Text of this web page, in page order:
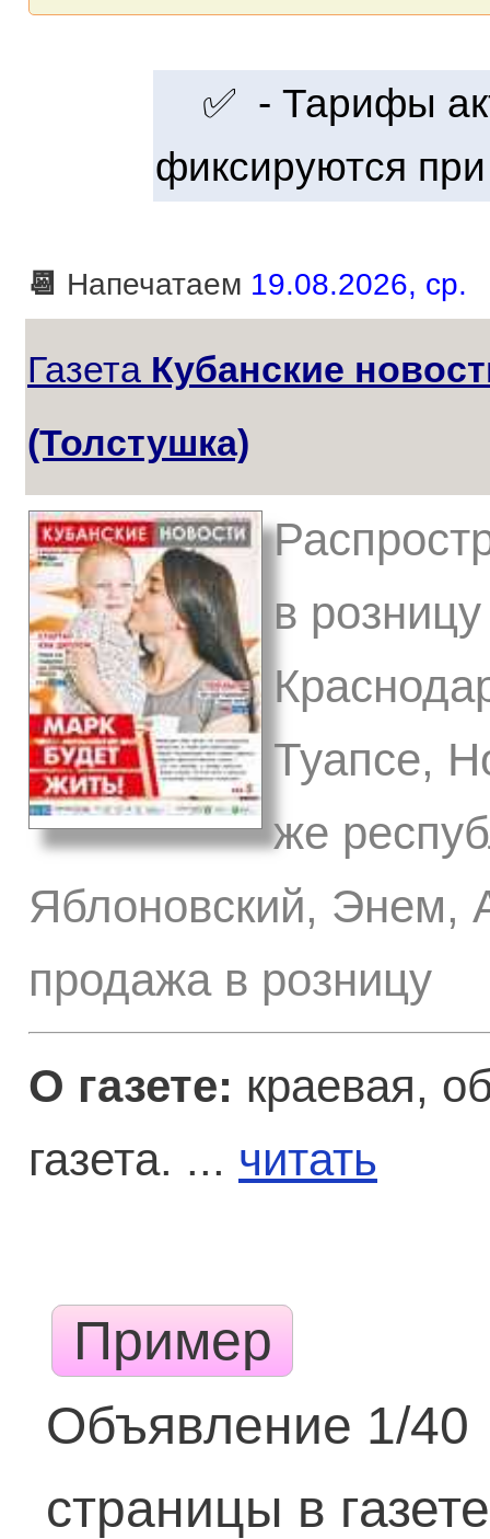
✅ - Тарифы
фиксируются
📆 Напечатаем 19.08.2026, ср.
Газета Кубанские
(Толстушка)
в
Туапсе,
же
Яблоновский, Энем,
продажа в розницу
О газете: краевая,
газета. ... читать
Пример
Объявление 1/40
страницы в газете